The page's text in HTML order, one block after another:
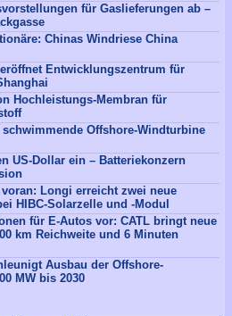
für Gaslieferungen ab –
Chinas Windriese China
Entwicklungszentrum für
Hochleistungs-Membran für
Offshore-Windturbine
US-Dollar ein – Batteriekonzern
Longi erreicht zwei neue
HIBC-Solarzelle und -Modul
für E-Autos vor: CATL bringt neue
km Reichweite und 6 Minuten
Ausbau der Offshore-
MW bis 2030